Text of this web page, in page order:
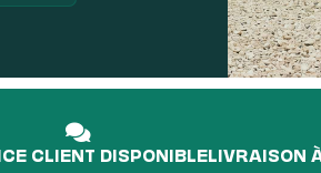
CLIENT DISPONIBLELIVRAISON